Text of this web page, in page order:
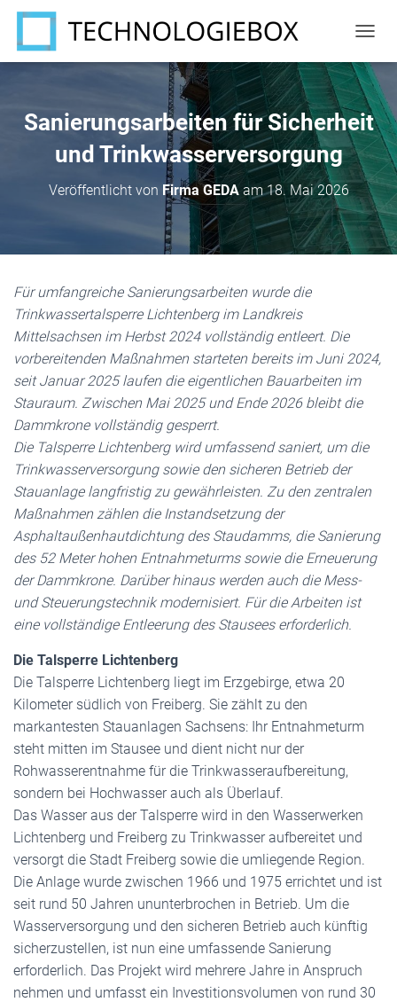
A
V
I
G
A
T
O
N
U
M
S
N
Sanierungsarbeiten für Sicherheit
und Trinkwasserversorgung
Veröffentlicht von Firma GEDAam18. Mai 2026
Für umfangreiche Sanierungsarbeiten wurde die
Trinkwassertalsperre Lichtenberg im Landkreis
Mittelsachsen im Herbst 2024 vollständig entleert. Die
vorbereitenden Maßnahmen starteten bereits im Juni 2024,
seit Januar 2025 laufen die eigentlichen Bauarbeiten im
Stauraum. Zwischen Mai 2025 und Ende 2026 bleibt die
Dammkrone vollständig gesperrt.
Die Talsperre Lichtenberg wird umfassend saniert, um die
Trinkwasserversorgung sowie den sicheren Betrieb der
Stauanlage langfristig zu gewährleisten. Zu den zentralen
Maßnahmen zählen die Instandsetzung der
Asphaltaußenhautdichtung des Staudamms, die Sanierung
des 52 Meter hohen Entnahmeturms sowie die Erneuerung
der Dammkrone. Darüber hinaus werden auch die Mess-
und Steuerungstechnik modernisiert. Für die Arbeiten ist
eine vollständige Entleerung des Stausees erforderlich.
Die Talsperre Lichtenberg
Die Talsperre Lichtenberg liegt im Erzgebirge, etwa 20
Kilometer südlich von Freiberg. Sie zählt zu den
markantesten Stauanlagen Sachsens: Ihr Entnahmeturm
steht mitten im Stausee und dient nicht nur der
Rohwasserentnahme für die Trinkwasseraufbereitung,
sondern bei Hochwasser auch als Überlauf.
Das Wasser aus der Talsperre wird in den Wasserwerken
Lichtenberg und Freiberg zu Trinkwasser aufbereitet und
versorgt die Stadt Freiberg sowie die umliegende Region.
Die Anlage wurde zwischen 1966 und 1975 errichtet und ist
seit rund 50 Jahren ununterbrochen in Betrieb. Um die
Wasserversorgung und den sicheren Betrieb auch künftig
sicherzustellen, ist nun eine umfassende Sanierung
erforderlich. Das Projekt wird mehrere Jahre in Anspruch
nehmen und umfasst ein Investitionsvolumen von rund 30